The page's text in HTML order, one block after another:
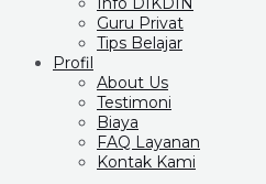
Guru Privat
Tips Belajar
Profil
About Us
Testimoni
Biaya
FAQ Layanan
Kontak Kami